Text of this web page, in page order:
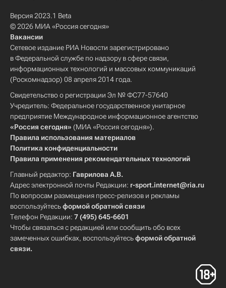
Версия 2023.1 Beta
© 2026 МИА «Россия сегодня»
Вакансии
Сетевое издание РИА Новости зарегистрировано
в Федеральной службе по надзору в сфере связи,
информационных технологий и массовых коммуникаций
(Роскомнадзор) 08 апреля 2014 года.
Свидетельство о регистрации Эл № ФС77-57640
Учредитель: Федеральное государственное унитарное
предприятие Международное информационное агентство
«Россия сегодня» (МИА «Россия сегодня»).
Правила использования материалов
Политика конфиденциальности
Правила применения рекомендательных технологий
Главный редактор: Гаврилова А.В.
Адрес электронной почты Редакции: r-sport.internet@ria.ru
По вопросам размещения пресс-релизов и рекламы
воспользуйтесьформой обратной связи
Телефон Редакции: 7 (495) 645-6601
Чтобы связаться с редакцией или сообщить обо всех
замеченных ошибках, воспользуйтесьформой обратной
связи.